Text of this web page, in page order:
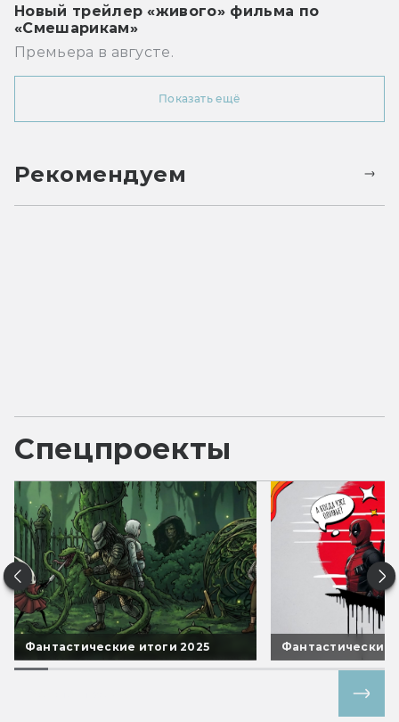
Новый трейлер «живого» фильма по
«Смешарикам»
Премьера в августе.
Показать ещё
Рекомендуем
Спецпроекты
Фантастические итоги 2025 Фантастические